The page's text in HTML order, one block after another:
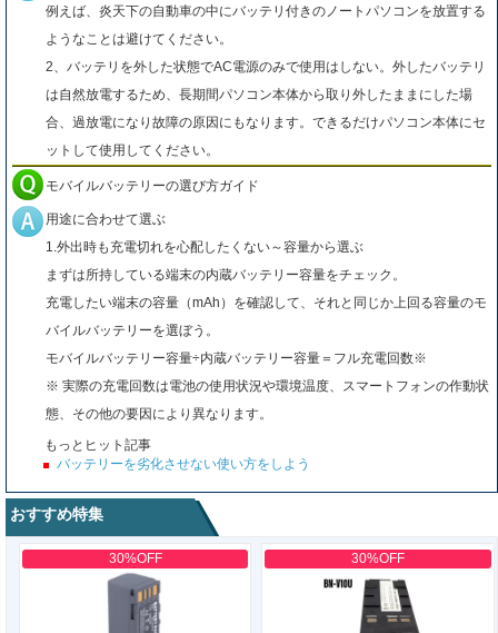
例えば、炎天下の自動車の中にバッテリ付きのノートパソコンを放置する
ようなことは避けてください。
2、バッテリを外した状態でAC電源のみで使用はしない。外したバッテリ
は自然放電するため、長期間パソコン本体から取り外したままにした場
合、過放電になり故障の原因にもなります。できるだけパソコン本体にセ
ットして使用してください。
モバイルバッテリーの選び方ガイド
用途に合わせて選ぶ
1.外出時も充電切れを心配したくない～容量から選ぶ
まずは所持している端末の内蔵バッテリー容量をチェック。
充電したい端末の容量（mAh）を確認して、それと同じか上回る容量のモ
バイルバッテリーを選ぼう。
モバイルバッテリー容量÷内蔵バッテリー容量＝フル充電回数※
※ 実際の充電回数は電池の使用状況や環境温度、スマートフォンの作動状
態、その他の要因により異なります。
もっとヒット記事
バッテリーを劣化させない使い方をしよう
おすすめ特集
30%OFF 30%OFF